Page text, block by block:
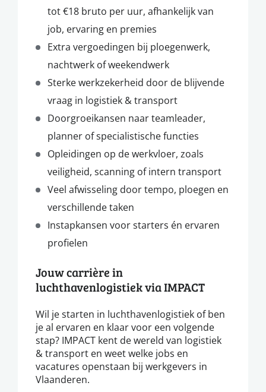
tot €18 bruto per uur, afhankelijk van
job, ervaring en premies
Extra vergoedingen bij ploegenwerk,
nachtwerk of weekendwerk
Sterke werkzekerheid door de blijvende
vraag in logistiek & transport
Doorgroeikansen naar teamleader,
planner of specialistische functies
Opleidingen op de werkvloer, zoals
veiligheid, scanning of intern transport
Veel afwisseling door tempo, ploegen en
verschillende taken
Instapkansen voor starters én ervaren
profielen
Jouw carrière in
luchthavenlogistiek via IMPACT
Wil je starten in luchthavenlogistiek of ben
je al ervaren en klaar voor een volgende
stap? IMPACT kent de wereld van logistiek
& transport en weet welke jobs en
vacatures openstaan bij werkgevers in
Vlaanderen.